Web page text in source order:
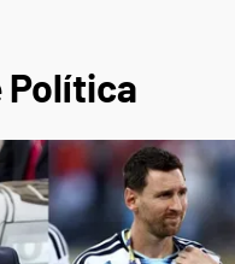
Política